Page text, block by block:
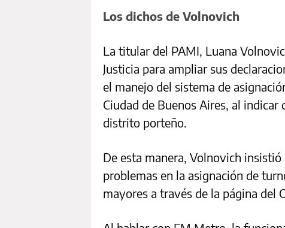
Los dichos de Volnovich
La titular del PAMI, Luana
Justicia para ampliar sus
el manejo del sistema de
Ciudad de Buenos Aires, al
distrito porteño.
De esta manera, Volnovich
problemas en la asignación de
mayores a través de la página del